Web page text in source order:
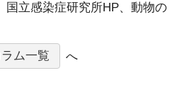
国立感染症研究所HP、動物の
ラム一覧 へ